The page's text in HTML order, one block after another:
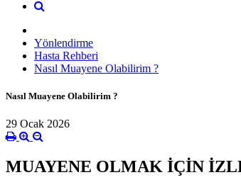
Yönlendirme
Hasta Rehberi
Nasıl Muayene Olabilirim ?
Nasıl Muayene Olabilirim ?
29 Ocak 2026
MUAYENE OLMAK İÇİN